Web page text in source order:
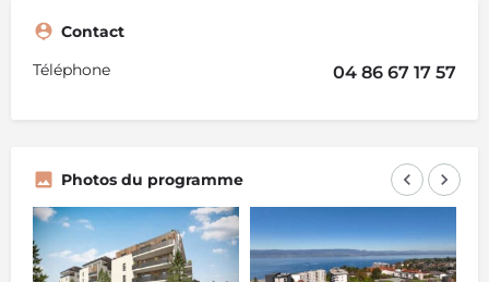
Contact
Téléphone
04 86 67 17 57
Photos du programme